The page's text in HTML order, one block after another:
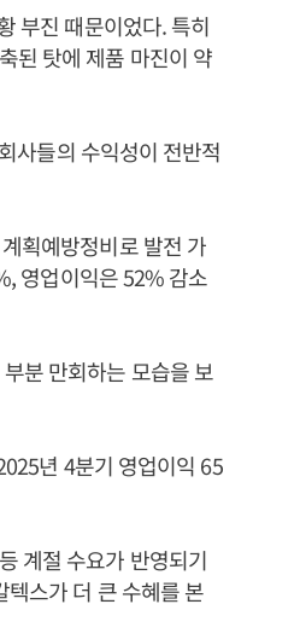
부진 때문이었다. 특히
된 탓에 제품 마진이 약
사들의 수익성이 전반적
획예방정비로 발전 가
영업이익은 52% 감소
분 만회하는 모습을 보
년 4분기 영업이익 65
계절 수요가 반영되기
스가 더 큰 수혜를 본